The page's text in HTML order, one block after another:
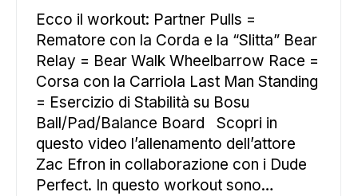
Ecco il workout: Partner Pulls =
Rematore con la Corda e la “Slitta” Bear
Relay = Bear Walk Wheelbarrow Race =
Corsa con la Carriola Last Man Standing
= Esercizio di Stabilità su Bosu
Ball/Pad/Balance Board Scopri in
questo video l’allenamento dell’attore
Zac Efron in collaborazione con i Dude
Perfect. In questo workout sono…